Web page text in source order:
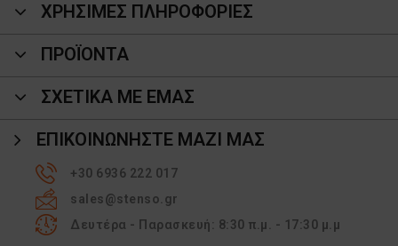
ΧΡΗΣΙΜΕΣ ΠΛΗΡΟΦΟΡΙΕΣ
ΠΡΟΪΌΝΤΑ
ΣΧΕΤΙΚΑ ΜΕ ΕΜΑΣ
ΕΠΙΚΟΙΝΩΝΉΣΤΕ ΜΑΖΊ ΜΑΣ
+30 6936 222 017
sales@stenso.gr
Δευτέρα - Παρασκευή: 8:30 π.μ. - 17:30 μ.μ